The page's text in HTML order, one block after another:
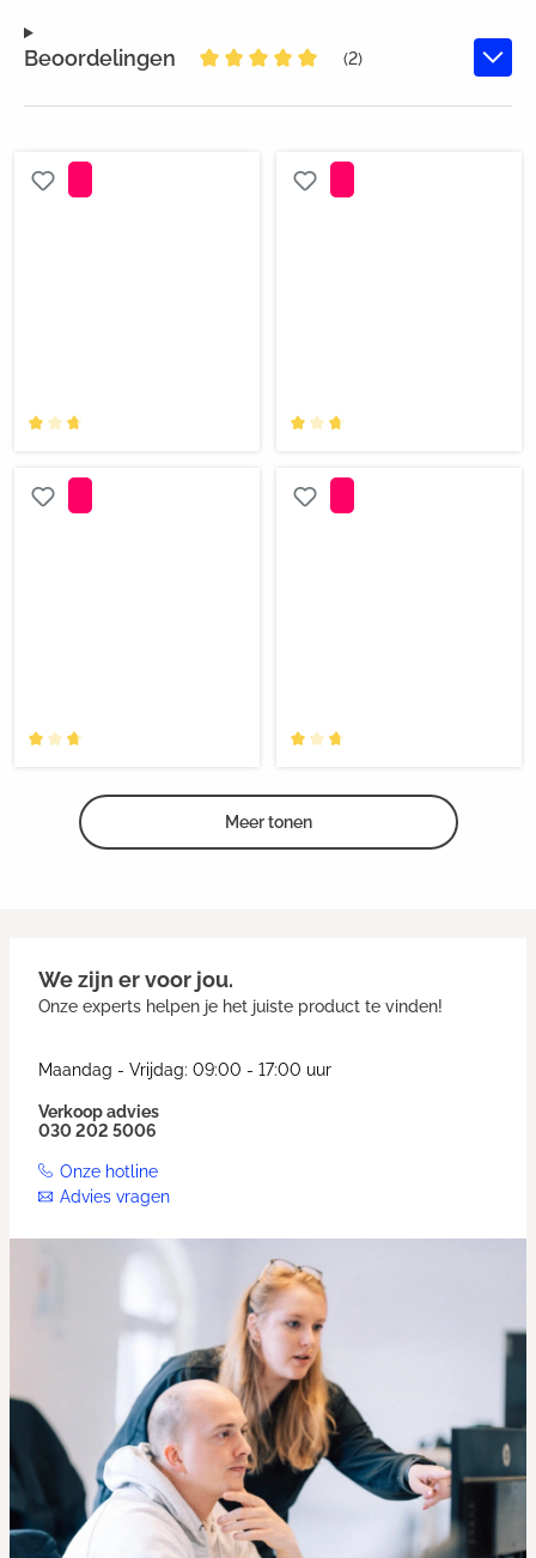
Beoordelingen
(2)
Meer tonen
We zijn er voor jou.
Onze experts helpen je het juiste product te vinden!
Maandag - Vrijdag: 09:00 - 17:00 uur
Verkoop advies
030 202 5006
Onze hotline
Advies vragen